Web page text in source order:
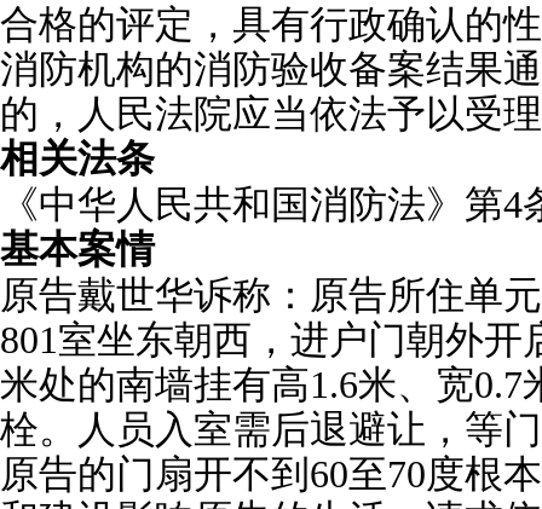
合格的评定，具有行政确认的
消防机构的消防验收备案结果
的，人民法院应当依法予以受
相关法条
《中华人民共和国消防法》第4
基本案情
原告戴世华诉称：原告所住单
801室坐东朝西，进户门朝外开
米处的南墙挂有高1.6米、宽0.7
栓。人员入室需后退避让，等
原告的门扇开不到60至70度根